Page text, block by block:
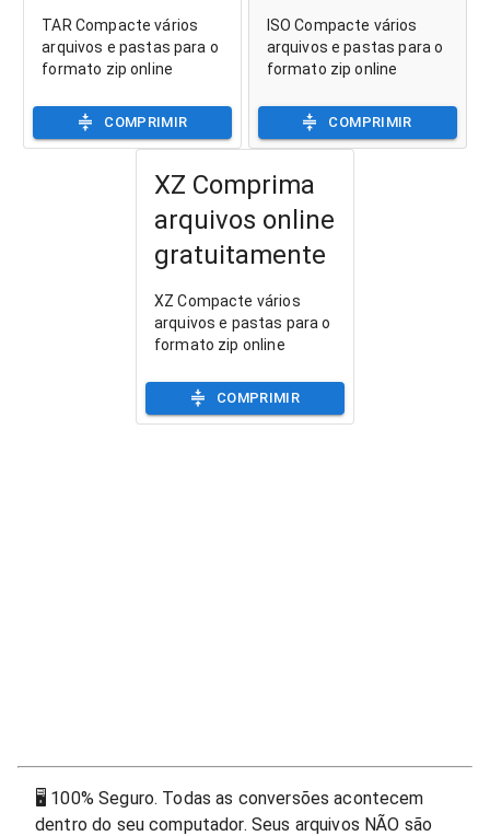
TAR Compacte vários
arquivos e pastas para o
formato zip online
COMPRIMIR
ISO Compacte vários
arquivos e pastas para o
formato zip online
COMPRIMIR
XZ Comprima
arquivos online
gratuitamente
XZ Compacte vários
arquivos e pastas para o
formato zip online
COMPRIMIR
🖥 100% Seguro. Todas as conversões acontecem
dentro do seu computador. Seus arquivos NÃO são